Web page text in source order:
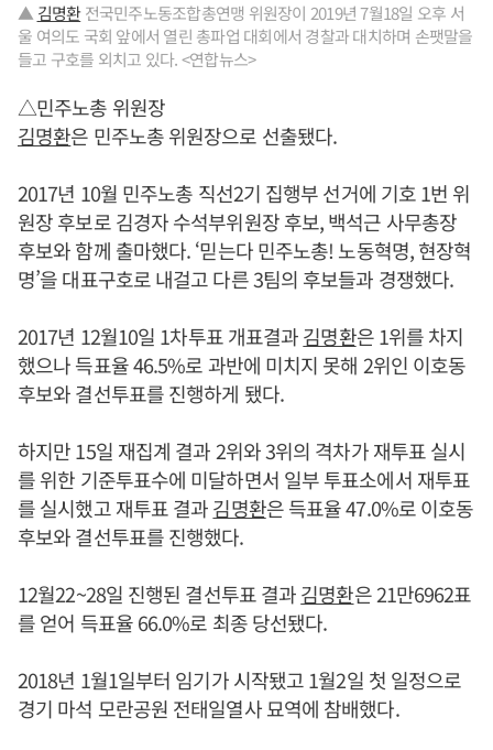
▲김명환전국민주노동조합총연맹 위원장이 2019년 7월18일 오후 서
울 여의도 국회 앞에서 열린 총파업 대회에서 경찰과 대치하며 손팻말을
들고 구호를 외치고 있다. <연합뉴스>
△민주노총 위원장
김명환은 민주노총 위원장으로 선출됐다.
2017년 10월 민주노총 직선2기 집행부 선거에 기호 1번 위
원장 후보로 김경자 수석부위원장 후보, 백석근 사무총장
후보와 함께 출마했다. ‘믿는다 민주노총! 노동혁명, 현장혁
명’을 대표구호로 내걸고 다른 3팀의 후보들과 경쟁했다.
2017년 12월10일 1차투표 개표결과김명환은 1위를 차지
했으나 득표율 46.5%로 과반에 미치지 못해 2위인 이호동
후보와 결선투표를 진행하게 됐다.
하지만 15일 재집계 결과 2위와 3위의 격차가 재투표 실시
를 위한 기준투표수에 미달하면서 일부 투표소에서 재투표
를 실시했고 재투표 결과김명환은 득표율 47.0%로 이호동
후보와 결선투표를 진행했다.
12월22~28일 진행된 결선투표 결과김명환은 21만6962표
를 얻어 득표율 66.0%로 최종 당선됐다.
2018년 1월1일부터 임기가 시작됐고 1월2일 첫 일정으로
경기 마석 모란공원 전태일열사 묘역에 참배했다.